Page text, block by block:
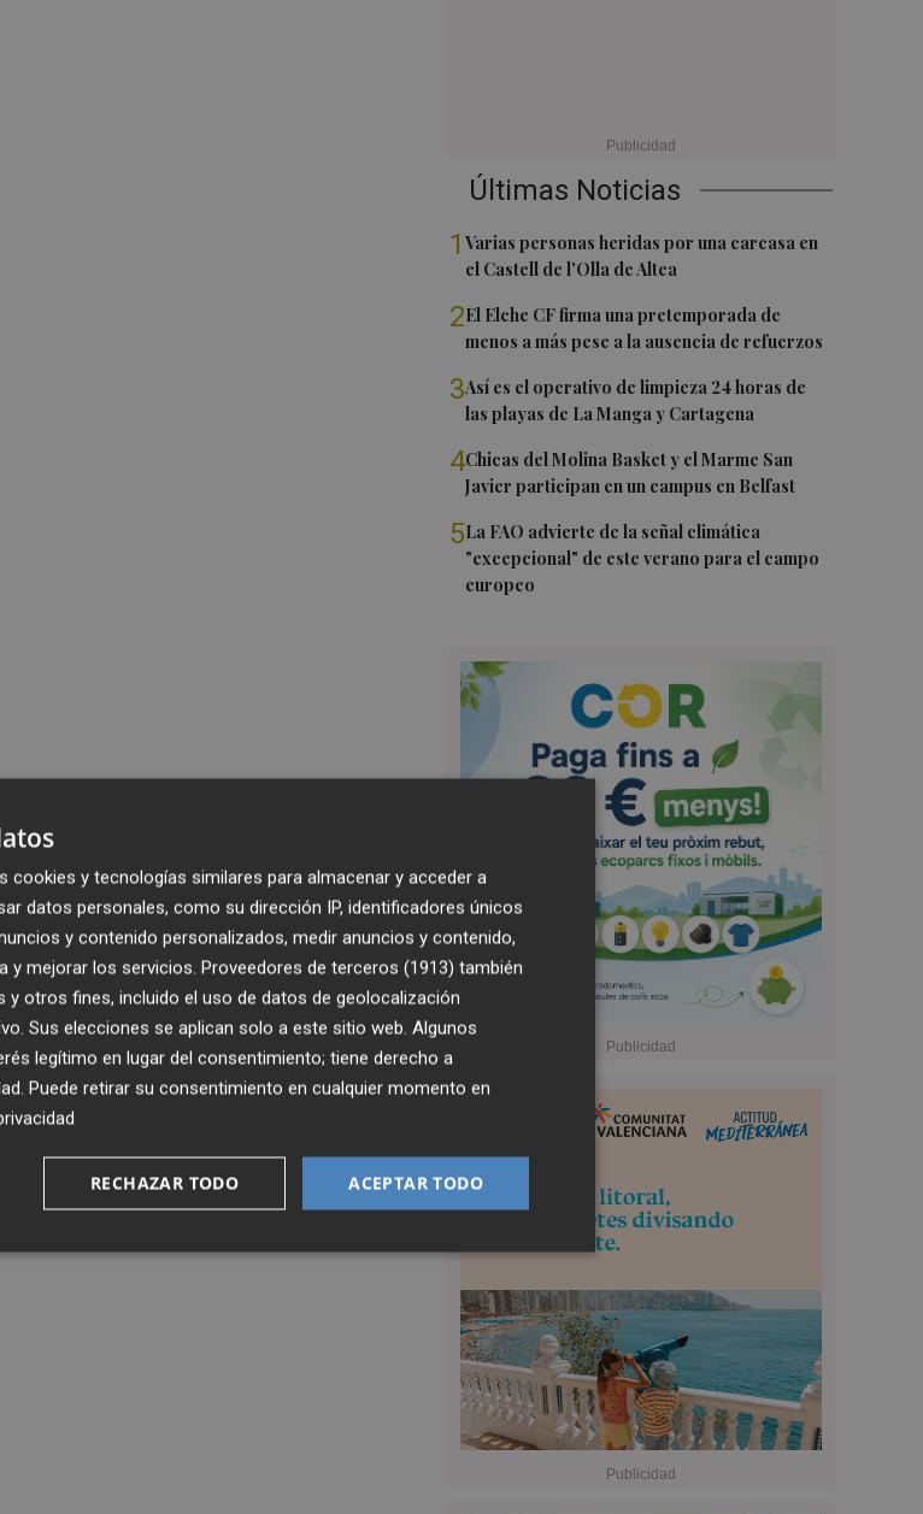
Últimas Noticias
1Varias personas heridas por una carcasa en
el Castell de l'Olla de Altea
2El Elche CF firma una pretemporada de
menos a más pese a la ausencia de refuerzos
3Así es el operativo de limpieza 24 horas de
las playas de La Manga y Cartagena
4Chicas del Molina Basket y el Marme San
Javier participan en un campus en Belfast
5La FAO advierte de la señal climática
"excepcional" de este verano para el campo
europeo
y tecnologías similares para almacenar y acceder a
datos personales, como su dirección IP, identificadores únicos
y contenido personalizados, medir anuncios y contenido,
y mejorar los servicios. Proveedores de terceros (1913) también
otros fines, incluido el uso de datos de geolocalización
Sus elecciones se aplican solo a este sitio web. Algunos
legítimo en lugar del consentimiento; tiene derecho a
. Puede retirar su consentimiento en cualquier momento en
ACEPTAR TODO
RECHAZAR TODO